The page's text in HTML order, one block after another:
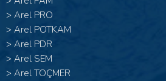
> Arel PRO
> Arel POTKAM
> Arel PDR
> Arel SEM
> Arel TOÇMER